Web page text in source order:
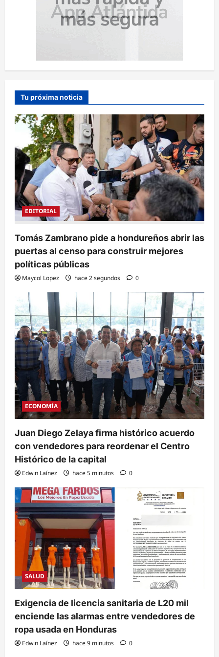
Tu próxima noticia
EDITORIAL
Tomás Zambrano pide a hondureños abrir las
puertas al censo para construir mejores
políticas públicas
Maycol Lopez hace 2 segundos 0
ECONOMÍA
Juan Diego Zelaya firma histórico acuerdo
con vendedores para reordenar el Centro
Histórico de la capital
Edwin Laínez hace 5 minutos 0
SALUD
Exigencia de licencia sanitaria de L20 mil
enciende las alarmas entre vendedores de
ropa usada en Honduras
Edwin Laínez hace 9 minutos 0